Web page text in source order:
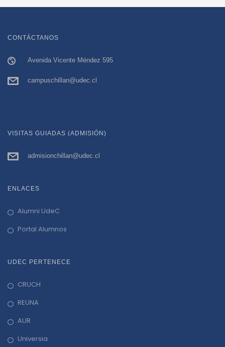
CONTÁCTANOS
Avenida Vicente Méndez 595
campuschillan@udec.cl
VISITAS GUIADAS (ADMISIÓN)
admisionchillan@udec.cl
ENLACES
Alumni UdeC
Portal Alumnos
UDEC PERTENECE
CRUCH
REUNA
AUR
Universia